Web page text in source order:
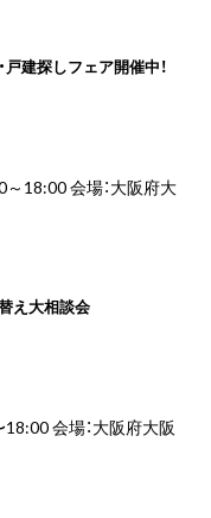
戸建探しフェア開催中！
～18:00 会場：大阪府大
え大相談会
会場：大阪府大阪